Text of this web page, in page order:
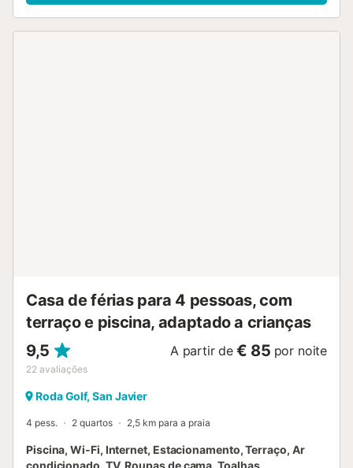
de lazer. Há também um campo de golfe a 3,5 km. Não
Casa de férias para 4 pessoas, com
terraço e piscina, adaptado a crianças
9,5
22 avaliações
A partir de € 85 por noite
Roda Golf, San Javier
4 pess. 2 quartos 2,5 km para a praia
Piscina, Wi-Fi, Internet, Estacionamento, Terraço, Ar
condicionado, TV, Roupas de cama, Toalhas